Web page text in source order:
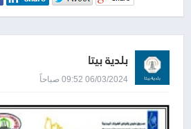
بلدية بيتا
06/03/2024 09:52 صباحاً